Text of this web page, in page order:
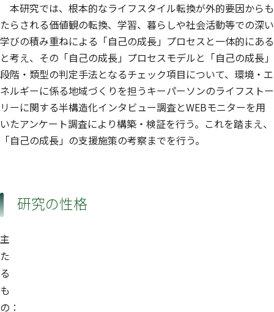
本研究では、根本的なライフスタイル転換が外的要因からも
たらされる価値観の転換、学習、暮らしや社会活動等での深い
学びの積み重ねによる「自己の成長」プロセスと一体的にある
と考え、その「自己の成長」プロセスモデルと「自己の成長」
段階・類型の判定手法となるチェック項目について、環境・エ
ネルギーに係る地域づくりを担うキーパーソンのライフストー
リーに関する半構造化インタビュー調査とWEBモニターを用
いたアンケート調査により構築・検証を行う。これを踏まえ、
「自己の成長」の支援施策の考察までを行う。
研究の性格
主
た
る
も
の：